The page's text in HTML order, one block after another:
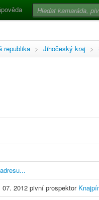
republika > Jihočeský kraj >
07. 2012 pivní prospektor